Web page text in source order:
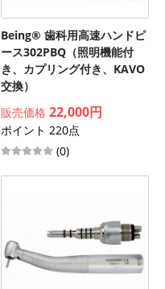
Being® 歯科用高速ハンドピ
ース302PBQ（照明機能付
き、カプリング付き、KAVO
交換）
販売価格 22,000円
ポイント 220点
(0)